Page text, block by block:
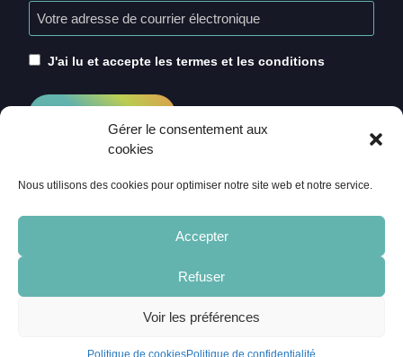
Gérer le consentement aux
cookies
Nous utilisons des cookies pour optimiser notre site web et notre service.
Accepter
Refuser
Voir les préférences
Politique de cookiesPolitique de confidentialité
J'ai lu et accepte les termes et les conditions
CRÉDITS
MENTIONS LÉGALES
POLITIQUE DE COOKIES (UE)